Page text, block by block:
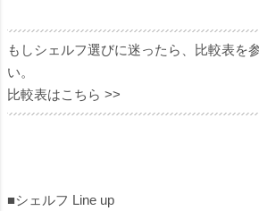
もしシェルフ選びに迷ったら、比較表を
い。
比較表はこちら >>
■シェルフ Line up